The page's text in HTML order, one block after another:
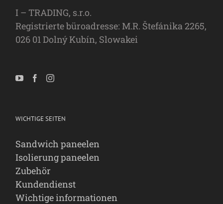
I – TRADING, s.r.o.
Registrierte büroadresse: M.R. Štefánika 2265,
026 01 Dolný Kubín, Slowakei
WICHTIGE SEITEN
Sandwich paneelen
Isolierung paneelen
Zubehör
Kundendienst
Wichtige informationen